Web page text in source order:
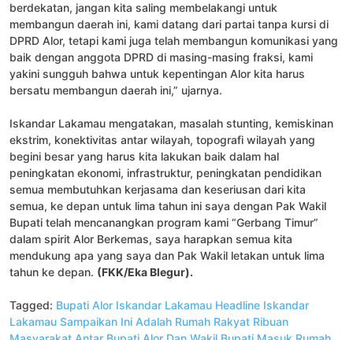
berdekatan, jangan kita saling membelakangi untuk
membangun daerah ini, kami datang dari partai tanpa kursi di
DPRD Alor, tetapi kami juga telah membangun komunikasi yang
baik dengan anggota DPRD di masing-masing fraksi, kami
yakini sungguh bahwa untuk kepentingan Alor kita harus
bersatu membangun daerah ini,” ujarnya.
Iskandar Lakamau mengatakan, masalah stunting, kemiskinan
ekstrim, konektivitas antar wilayah, topografi wilayah yang
begini besar yang harus kita lakukan baik dalam hal
peningkatan ekonomi, infrastruktur, peningkatan pendidikan
semua membutuhkan kerjasama dan keseriusan dari kita
semua, ke depan untuk lima tahun ini saya dengan Pak Wakil
Bupati telah mencanangkan program kami “Gerbang Timur”
dalam spirit Alor Berkemas, saya harapkan semua kita
mendukung apa yang saya dan Pak Wakil letakan untuk lima
tahun ke depan. (FKK/Eka Blegur).
Tagged: Bupati Alor Iskandar Lakamau Headline Iskandar
Lakamau Sampaikan Ini Adalah Rumah Rakyat Ribuan